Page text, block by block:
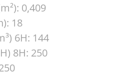
0,409
18
6H: 144
8H: 250